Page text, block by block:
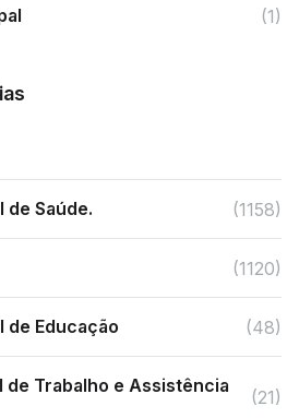
(1)
Saúde. (1158)
(1120)
de Educação (48)
Trabalho e Assistência
(21)